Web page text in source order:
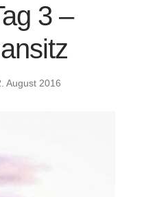
3 –
August 2016